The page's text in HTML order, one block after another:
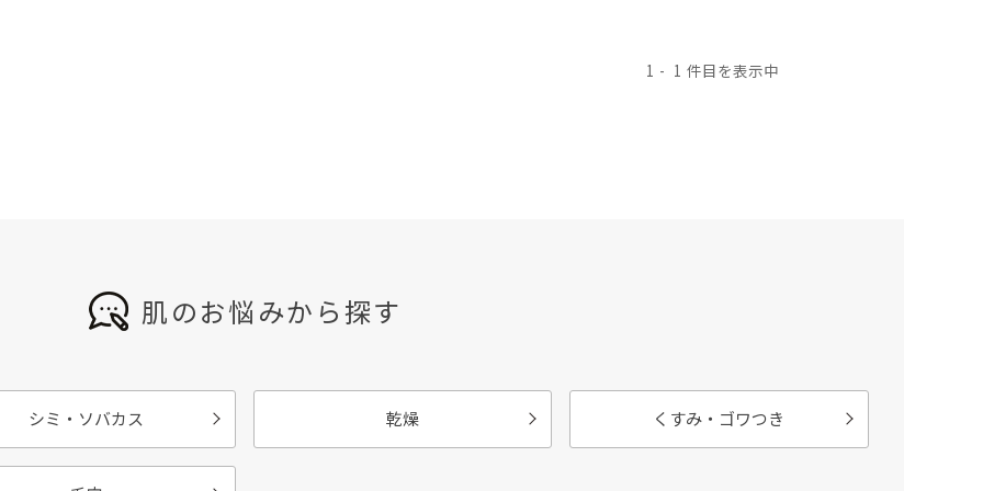
1 1
肌のお悩みから探す
シミ・ソバカス 乾燥 くすみ・ゴワつき